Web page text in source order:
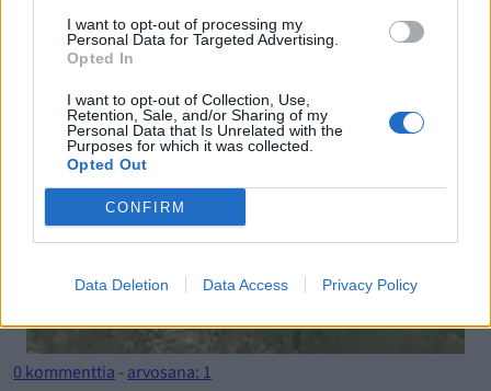
I want to opt-out of processing my
Personal Data for Targeted Advertising.
Opted In
I want to opt-out of Collection, Use,
Retention, Sale, and/or Sharing of my
Personal Data that Is Unrelated with the
Purposes for which it was collected.
Opted Out
CONFIRM
Data Deletion Data Access Privacy Policy
meinas_lähtee_käsistä.gif
0 kommenttia - arvosana: 1